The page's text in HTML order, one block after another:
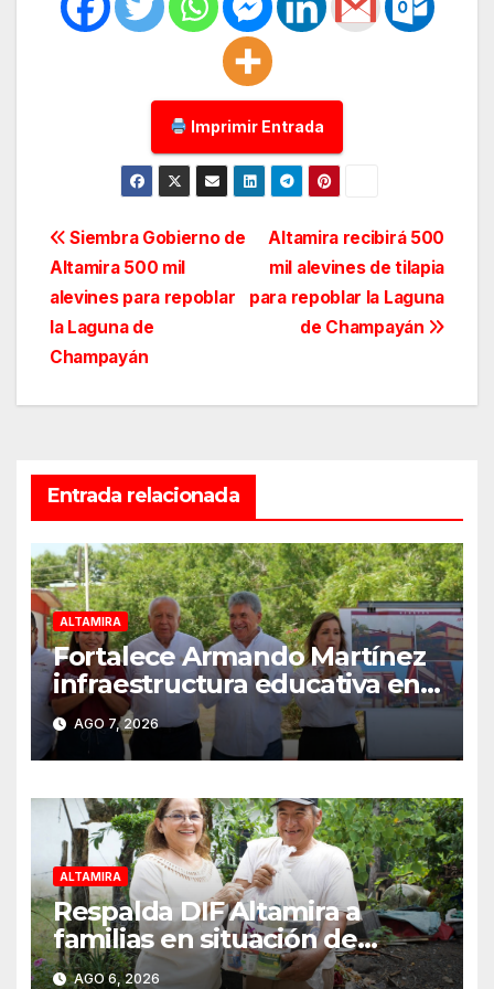
Imprimir Entrada
Navegación
de
entradas
Altamira recibirá 500
mil alevines de tilapia
para repoblar la Laguna
de Champayán
Siembra Gobierno de
Altamira 500 mil
alevines para repoblar
la Laguna de
Champayán
Entrada relacionada
ALTAMIRA
Fortalece Armando Martínez
infraestructura educativa en
Altamira
AGO 7, 2026
ALTAMIRA
Respalda DIF Altamira a
familias en situación de
vulnerabilidad
AGO 6, 2026